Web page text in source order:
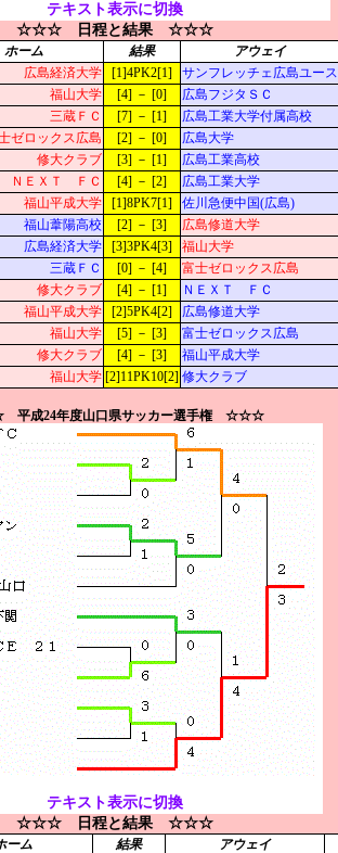
テキスト表示に切換
☆☆☆ 日程と結果 ☆☆☆
ホーム 結果 アウェイ
広島経済大学 [1]4PK2[1] サンフレッチェ広島ユース
福山大学 [4] － [0] 広島フジタＳＣ
三蔵ＦＣ [7] － [1] 広島工業大学付属高校
ゼロックス広島 [2] － [0] 広島大学
修大クラブ [3] － [1] 広島工業高校
ＮＥＸＴ ＦＣ [4] － [2] 広島工業大学
福山平成大学 [1]8PK7[1] 佐川急便中国(広島)
福山葦陽高校 [2] － [3] 広島修道大学
広島経済大学 [3]3PK4[3] 福山大学
三蔵ＦＣ [0] － [4] 富士ゼロックス広島
修大クラブ [4] － [1] ＮＥＸＴ ＦＣ
福山平成大学 [2]5PK4[2] 広島修道大学
福山大学 [5] － [3] 富士ゼロックス広島
修大クラブ [4] － [3] 福山平成大学
福山大学 [2]11PK10[2] 修大クラブ
成24年度山口県サッカー選手権 ☆☆☆
テキスト表示に切換
☆☆☆ 日程と結果 ☆☆☆
ーム 結果 アウェイ